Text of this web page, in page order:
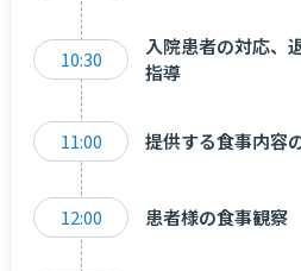
10:30
入院患者の対応、
指導
11:00 提供する食事内容
12:00 患者様の食事観察